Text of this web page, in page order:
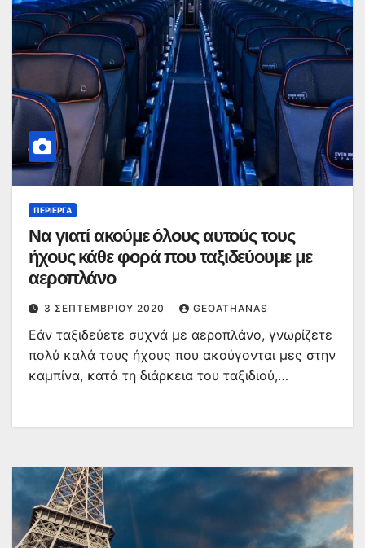
ΠΕΡΊΕΡΓΑ
Να γιατί ακούμε όλους αυτούς τους
ήχους κάθε φορά που ταξιδεύουμε με
αεροπλάνο
3 ΣΕΠΤΕΜΒΡΊΟΥ 2020 GEOATHANAS
Εάν ταξιδεύετε συχνά με αεροπλάνο, γνωρίζετε
πολύ καλά τους ήχους που ακούγονται μες στην
καμπίνα, κατά τη διάρκεια του ταξιδιού,…